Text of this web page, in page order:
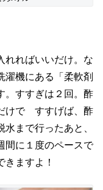
れればいいだけ。な
濯機にある「柔軟剤
。すすぎは２回。酢
けで すすげば、酢
まで行ったあと、
間に１度のペースで
ますよ！